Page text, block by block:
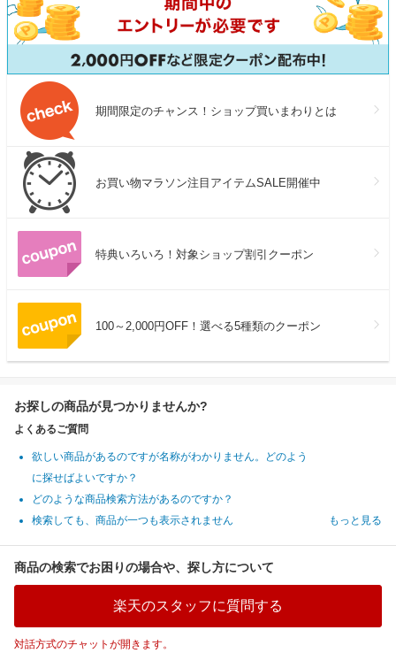
期間限定のチャンス！ショップ買いまわりとは
お買い物マラソン注目アイテムSALE開催中
特典いろいろ！対象ショップ割引クーポン
100～2,000円OFF！選べる5種類のクーポン
お探しの商品が見つかりませんか?
よくあるご質問
欲しい商品があるのですが名称がわかりません。どのよう
に探せばよいですか？
どのような商品検索方法があるのですか？
検索しても、商品が一つも表示されません
もっと見る
商品の検索でお困りの場合や、探し方について
楽天のスタッフに質問する
対話方式のチャットが開きます。